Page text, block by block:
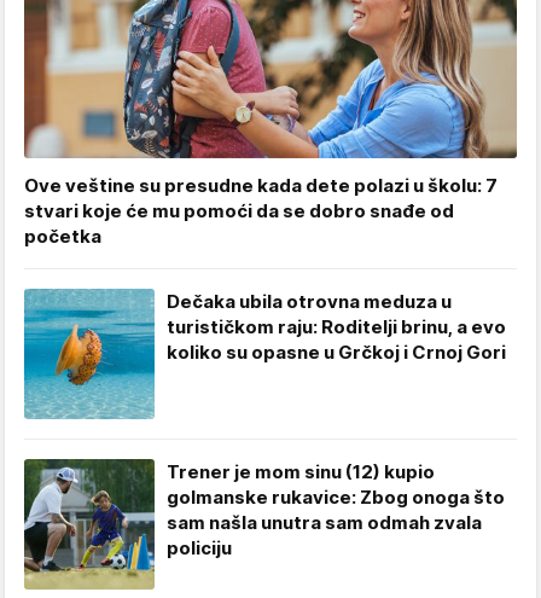
Ove veštine su presudne kada dete polazi u školu: 7
stvari koje će mu pomoći da se dobro snađe od
početka
Dečaka ubila otrovna meduza u
turističkom raju: Roditelji brinu, a evo
koliko su opasne u Grčkoj i Crnoj Gori
Trener je mom sinu (12) kupio
golmanske rukavice: Zbog onoga što
sam našla unutra sam odmah zvala
policiju